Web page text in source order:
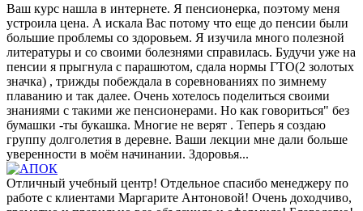
Ваш курс нашла в интернете. Я пенсионерка, поэтому меня
устроила цена. А искала Вас потому что еще до пенсии были
большие проблемы со здоровьем. Я изучила много полезной
литературы и со своими болезнями справилась. Будучи уже на
пенсии я прыгнула с парашютом, сдала нормы ГТО(2 золотых
значка) , трижды побеждала в соревнованиях по зимнему
плаванию и так далее. Очень хотелось поделиться своими
знаниями с такими же пенсионерами. Но как говориться" без
бумашки -ты букашка. Многие не верят . Теперь я создаю
группу долголетия в деревне. Ваши лекции мне дали больше
уверенности в моём начинании. Здоровья...
Отличный учебный центр! Отдельное спасибо менеджеру по
работе с клиентами Маргарите Антоновой! Очень доходчиво,